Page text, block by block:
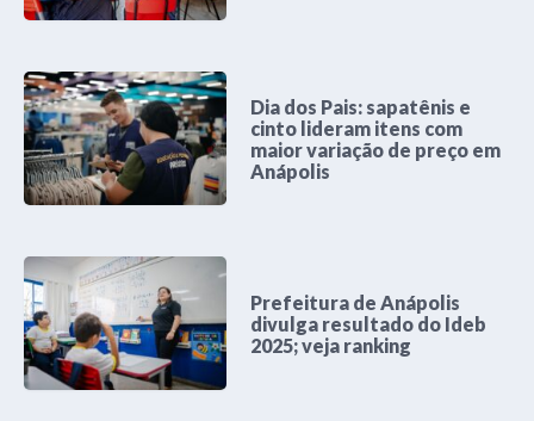
Dia dos Pais: sapatênis e
cinto lideram itens com
maior variação de preço em
Anápolis
Prefeitura de Anápolis
divulga resultado do Ideb
2025; veja ranking